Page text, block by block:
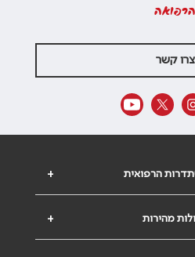
הרפואה
צרו קשר
+ הרפואית
+ מהירות